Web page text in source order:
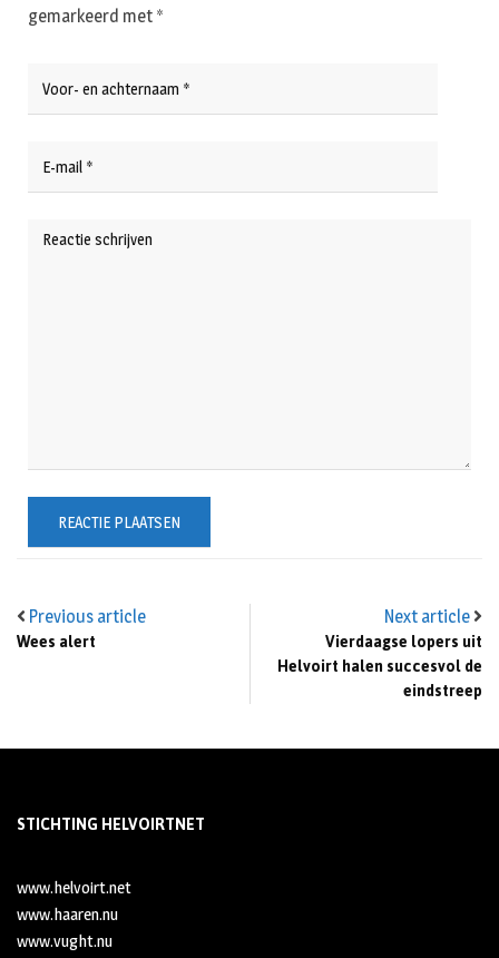
Previous article
Wees alert
Next article
Vierdaagse lopers uit
Helvoirt halen succesvol de
eindstreep
gemarkeerd met *
STICHTING HELVOIRTNET
www.helvoirt.net
www.haaren.nu
www.vught.nu